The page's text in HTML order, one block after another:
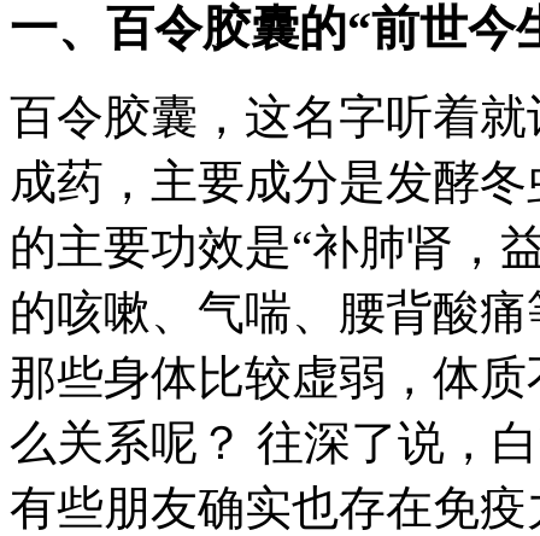
一、百令胶囊的“前世今
百令胶囊，这名字听着
成药，主要成分是发酵
的主要功效是“补肺肾，
的咳嗽、气喘、腰背酸
那些身体比较虚弱，体
么关系呢？ 往深了说，
有些朋友确实也存在免